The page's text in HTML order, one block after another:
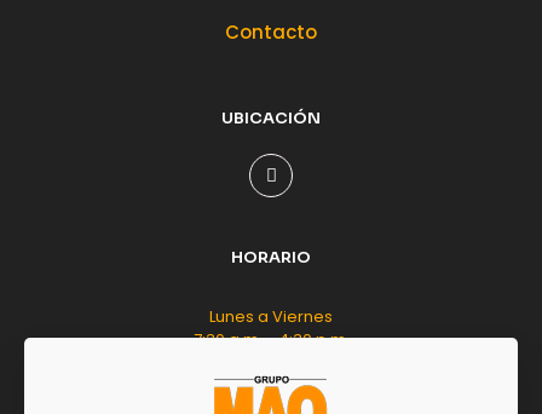
Contacto
UBICACIÓN
HORARIO
Lunes a Viernes
7:30 a.m. - 4:30 p.m.
Sábado
8:00 a.m. - 12:00 m.d.